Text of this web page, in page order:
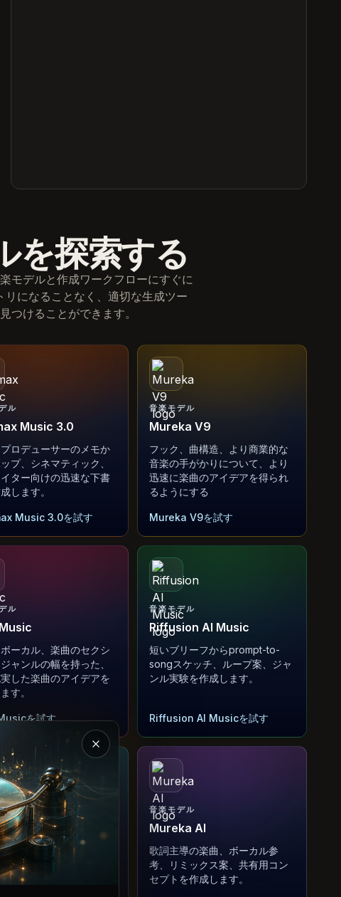
を探索する
モデルと作成ワークフローにすぐに
になることなく、適切な生成ツー
つけることができます。
ル
Music 3.0
ロデューサーのメモか
プ、シネマティック、
ター向けの迅速な下書
します。
Music 3.0を試す
音楽モデル
Mureka V9
フック、曲構造、より商業的な
音楽の手がかりについて、より
迅速に楽曲のアイデアを得られ
るようにする
Mureka V9を試す
ル
ーカル、楽曲のセクシ
ャンルの幅を持った、
した楽曲のアイデアを
す。
を試す
音楽モデル
Riffusion AI Music
短いブリーフからprompt-to-
songスケッチ、ループ案、ジャ
ンル実験を作成します。
Riffusion AI Musicを試す
ル
ト、歌詞、フック、ジ
メモから素早く楽曲下書
します。
音楽モデル
Mureka AI
歌詞主導の楽曲、ボーカル参
考、リミックス案、共有用コン
セプトを作成します。
Magic Music の紹介を閉じる